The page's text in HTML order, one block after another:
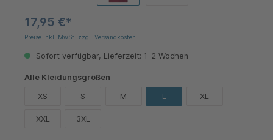
17,95 €*
Preise inkl. MwSt. zzgl. Versandkosten
Sofort verfügbar, Lieferzeit: 1-2 Wochen
Alle Kleidungsgrößen
XS S M L XL
XXL 3XL